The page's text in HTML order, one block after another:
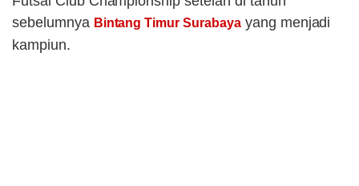
sebelumnya Bintang Timur Surabayayang menjadi
kampiun.